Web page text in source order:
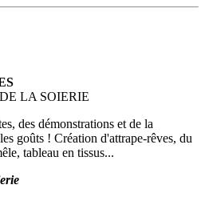
LA SOIERIE
des démonstrations et de la
goûts ! Création d'attrape-rêves, du
tableau en tissus...